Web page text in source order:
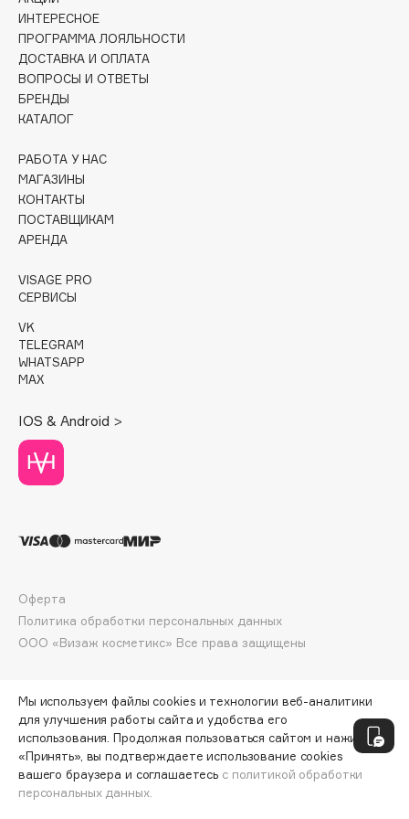
Collagenina
Consly
Corimo
CosRX
Cottolina
Cunzite
d'Alba
DABO
DARLING*
Darphin
Deonica
Dessange
Dior
Dolomit
DP Daily Perfection
Dr. Vranjes Firenze
Dr.Jart+
DSD de Luxe
Dyson
ДОБАВИТЬ В КОРЗИНУ
ИНТЕРЕСНОЕ
ПРОГРАММА ЛОЯЛЬНОСТИ
ДОСТАВКА И ОПЛАТА
ВОПРОСЫ И ОТВЕТЫ
БРЕНДЫ
КАТАЛОГ
РАБОТА У НАС
МАГАЗИНЫ
КОНТАКТЫ
ПОСТАВЩИКАМ
АРЕНДА
VISAGE PRO
СЕРВИСЫ
VK
TELEGRAM
WHATSAPP
MAX
IOS & Android >
ООО «Визаж косметикс» Все права защищены
Оферта
Политика обработки персональных данных
Мы используем файлы cookies и технологии веб-аналитики
для улучшения работы сайта и удобства его
использования. Продолжая пользоваться сайтом и нажимая
«Принять», вы подтверждаете использование cookies
вашего браузера и соглашаетесь с политикой обработки
персональных данных.